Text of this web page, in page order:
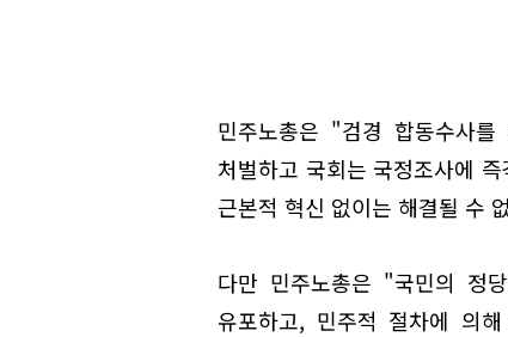
민주노총은 "검경 합동수사
처벌하고 국회는 국정조사에
근본적 혁신 없이는 해결될 수
다만 민주노총은 "국민의 정
유포하고, 민주적 절차에 의